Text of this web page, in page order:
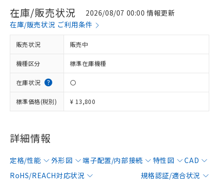
在庫/販売状況
2026/08/07 00:00 情報更新
在庫/販売状況 ご利用条件
販売状況 販売中
機種区分 標準在庫機種
在庫状況 〇
標準価格(税別) ¥ 13,800
詳細情報
定格/性能 外形図 端子配置/内部接続 特性図
CAD
RoHS/REACH対応状況
規格認証/適合状況